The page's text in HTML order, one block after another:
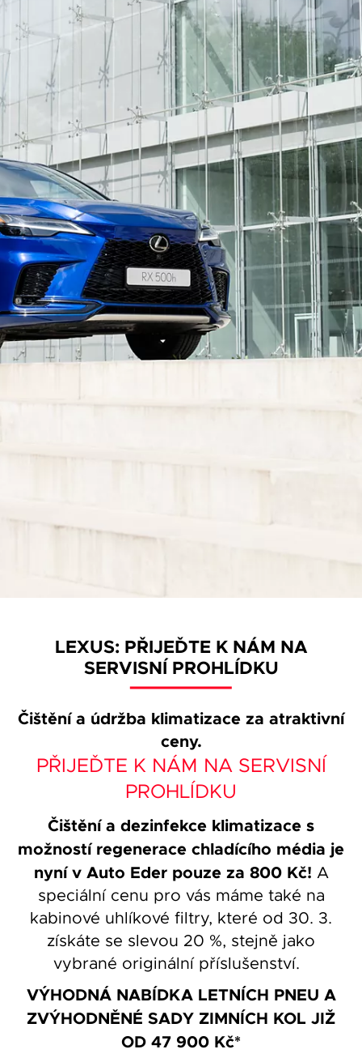
LEXUS: PŘIJEĎTE K NÁM NA
SERVISNÍ PROHLÍDKU
Čištění a údržba klimatizace za atraktivní
ceny.
PŘIJEĎTE K NÁM NA SERVISNÍ
PROHLÍDKU
Čištění a dezinfekce klimatizace s
možností regenerace chladícího média je
nyní v Auto Eder pouze za 800 Kč! A
speciální cenu pro vás máme také na
kabinové uhlíkové filtry, které od 30. 3.
získáte se slevou 20 %, stejně jako
vybrané originální příslušenství.
VÝHODNÁ NABÍDKA LETNÍCH PNEU A
ZVÝHODNĚNÉ SADY ZIMNÍCH KOL JIŽ
OD 47 900 Kč*
Souhlasím se zpracováním osobních údajů
*
Přihlášení k odběru novinek
Pole označená * jsou povinná.
Odeslat
Váše zpráva byla
odeslána. Děkujeme
za Váš zájem!
vyskytla chyba.
Zkuste to prosím za
chvíli znovu.